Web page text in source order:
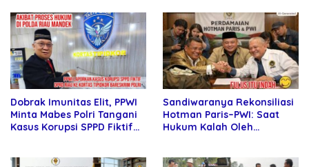
Dobrak Imunitas Elit, PPWI
Minta Mabes Polri Tangani
Kasus Korupsi SPPD Fiktif
Sandiwaranya Rekonsiliasi
Hotman Paris–PWI: Saat
Hukum Kalah Oleh